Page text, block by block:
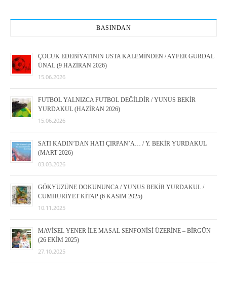
BASINDAN
ÇOCUK EDEBİYATININ USTA KALEMİNDEN / AYFER GÜRDAL
ÜNAL (9 HAZİRAN 2026)
15.06.2026
FUTBOL YALNIZCA FUTBOL DEĞİLDİR / YUNUS BEKİR
YURDAKUL (HAZİRAN 2026)
15.06.2026
SATI KADIN’DAN HATI ÇIRPAN’A… / Y. BEKİR YURDAKUL
(MART 2026)
03.03.2026
GÖKYÜZÜNE DOKUNUNCA / YUNUS BEKİR YURDAKUL /
CUMHURİYET KİTAP (6 KASIM 2025)
10.11.2025
MAVİSEL YENER İLE MASAL SENFONİSİ ÜZERİNE – BİRGÜN
(26 EKİM 2025)
27.10.2025